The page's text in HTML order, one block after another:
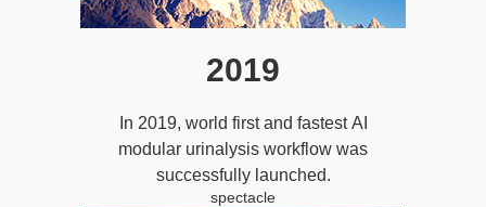
2019
In 2019, world first and fastest AI
modular urinalysis workflow was
successfully launched.
spectacle